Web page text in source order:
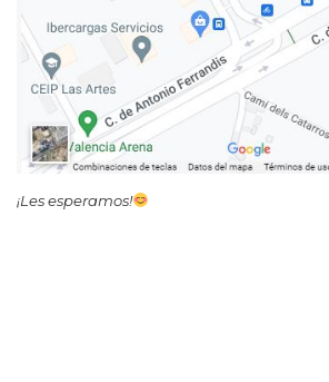
¡Les esperamos!